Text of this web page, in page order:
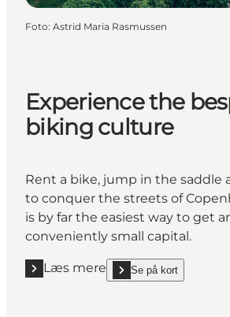
Foto: Astrid Maria Rasmussen
Experience the
biking culture
Rent a bike, jump in the saddle
to conquer the streets of
is by far the easiest way to get
conveniently small capital.
Læs mere
Læs mere "Experience the
Se på kort
show Experience the